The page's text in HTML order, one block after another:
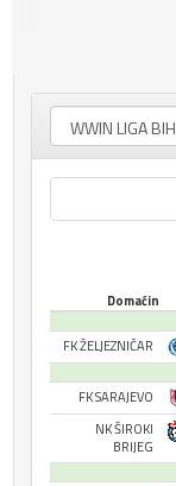
Domaćin
FK ŽELJEZNIČAR
FK SARAJEVO
NK ŠIROKI
BRIJEG